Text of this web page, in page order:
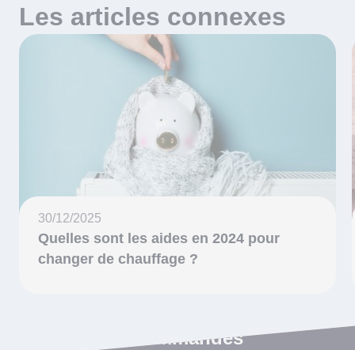
Les articles connexes
30/12/2025
Quelles sont les aides en 2024 pour
changer de chauffage ?
Les articles recommandés